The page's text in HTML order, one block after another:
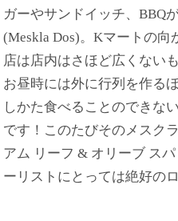
ガーやサンドイッチ、BBQ
(Meskla Dos)。Kマートの
店は店内はさほど広くない
お昼時には外に行列を作る
しかた食べることのできな
です！このたびそのメスク
アム リーフ & オリーブ ス
ーリストにとっては絶好の